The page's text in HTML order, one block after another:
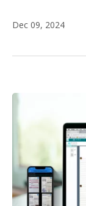
Dec 09, 2024